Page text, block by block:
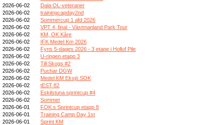
2026-06-02
Dala OL-veteraner
2026-06-02
trainingcapday2nd
2026-06-02
Sommercup 1 afd 2026
2026-06-02
VPT 4, final - Västmanland Park Tour
2026-06-02
KM, OK Kåre
2026-06-02
IFK Medel Km 2026
2026-06-02
Fyns 5-dages 2026 - 3 etape i Holluf Pile
2026-06-02
U-ringen etapp 3
2026-06-02
Till Skogs #2
2026-06-02
Puchar DGW
2026-06-02
Medel KM Eksjö SOK
2026-06-02
tEST 82
2026-06-02
Eskilstuna sprintcup #4
2026-06-02
Sommer
2026-06-01
FOK:s Sprintcup etapp 8
2026-06-01
Training Camp Day 1st
2026-06-01
Sprint KM